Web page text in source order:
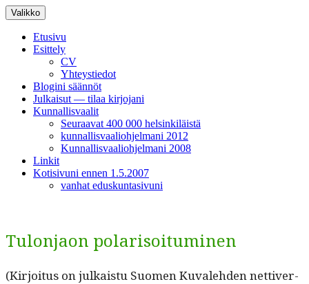
Siirry
sisältöön
Valikko
Etusivu
Esittely
CV
Yhteystiedot
Blogini säännöt
Julkaisut — tilaa kirjojani
Kunnallisvaalit
Seuraavat 400 000 helsinkiläistä
kunnallisvaaliohjelmani 2012
Kunnallisvaaliohjelmani 2008
Linkit
Kotisivuni ennen 1.5.2007
vanhat eduskuntasivuni
Tulonjaon polarisoituminen
(Kir­joi­tus on julka­istu Suomen Kuvale­hden net­tiver­